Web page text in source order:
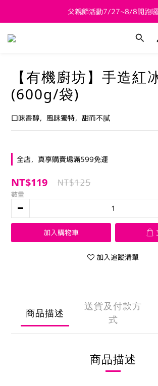
新會員送 $800購物金
父親節活動7/27~8/8開跑囉
新會員送 $800購物金
【有機廚坊】手造紅
(600g/袋)
口味香醇，風味獨特，甜而不膩
全店，真享購賣場滿599免運
NT$119 NT$125
數量
加入購物車
加入追蹤清單
商品描述
送貨及付款方
式
商品描述